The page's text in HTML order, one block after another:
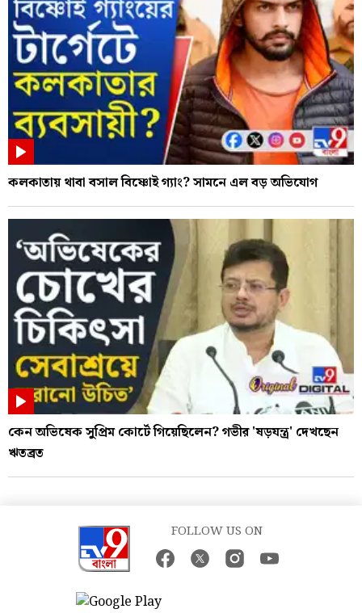
কলকাতায় থাবা বসাল বিষ্ণোই গ্যাং? সামনে এল বড় অভিযোগ
কেন অভিষেক সুপ্রিম কোর্টে গিয়েছিলেন? গভীর 'ষড়যন্ত্র' দেখছেন
ঋতব্রত
FOLLOW US ON